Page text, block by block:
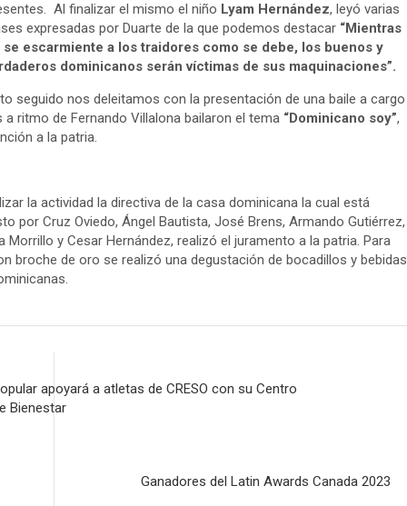
Al finalizar el mismo el niño Lyam Hernández, leyó varias
expresadas por Duarte de la que podemos destacar “Mientras
se escarmiente a los traidores como se debe, los buenos y
dominicanos serán víctimas de sus maquinaciones”.
seguido nos deleitamos con la presentación de una baile a cargo
a ritmo de Fernando Villalona bailaron el tema “Dominicano soy”,
a la patria.
la actividad la directiva de la casa dominicana la cual está
por Cruz Oviedo, Ángel Bautista, José Brens, Armando Gutiérrez,
Morrillo y Cesar Hernández, realizó el juramento a la patria. Para
broche de oro se realizó una degustación de bocadillos y bebidas
apoyará a atletas de CRESO con su Centro
Bienestar
Ganadores del Latin Awards Canada 2023